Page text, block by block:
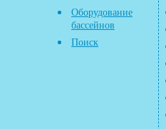
Оборудование
бассейнов
Поиск